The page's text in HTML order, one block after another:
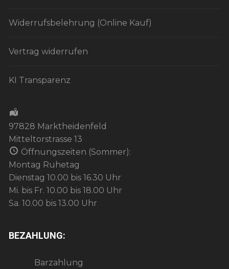
Widerrufsbelehrung (Online Kauf)
Vertrag widerrufen
KI Transparenz
97828 Marktheidenfeld
Mitteltorstrasse 13
Öffnungszeiten (Sommer):
Montag Ruhetag
Dienstag 10.00 bis 16.30 Uhr
Mi. bis Fr. 10.00 bis 18.00 Uhr
Sa. 10.00 bis 13.00 Uhr
BEZAHLUNG:
Barzahlung